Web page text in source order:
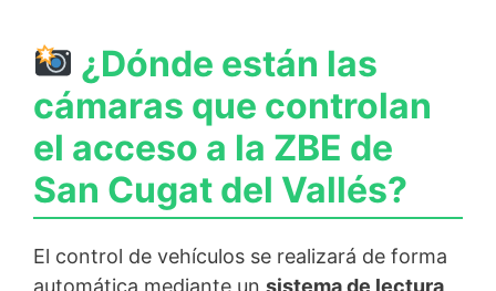
¿Dónde están las
cámaras que controlan
el acceso a la ZBE de
San Cugat del Vallés?
El control de vehículos se realizará de forma
automática mediante un sistema de lectura